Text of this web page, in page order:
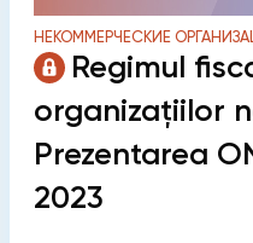
НЕКОММЕРЧЕСКИЕ
Regimul
organizaţiilor
Prezentarea
2023